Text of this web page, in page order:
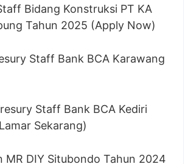
Bidang Konstruksi PT KA
Tahun 2025 (Apply Now)
Staff Bank BCA Karawang
Staff Bank BCA Kediri
Sekarang)
MR DIY Situbondo Tahun 2024